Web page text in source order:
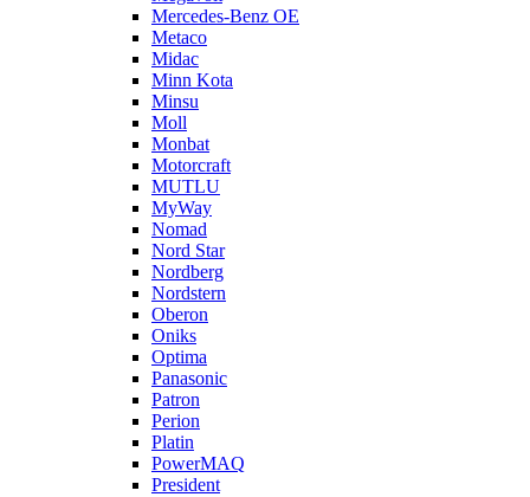
Mercedes-Benz OE
Metaco
Midac
Minn Kota
Minsu
Moll
Monbat
Motorcraft
MUTLU
MyWay
Nomad
Nord Star
Nordberg
Nordstern
Oberon
Oniks
Optima
Panasonic
Patron
Perion
Platin
PowerMAQ
President